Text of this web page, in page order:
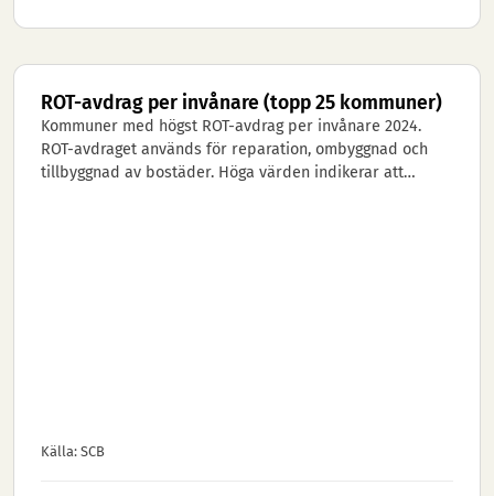
ROT-avdrag per invånare (topp 25 kommuner)
Kommuner med högst ROT-avdrag per invånare 2024.
ROT-avdraget används för reparation, ombyggnad och
tillbyggnad av bostäder. Höga värden indikerar att
Källa: SCB